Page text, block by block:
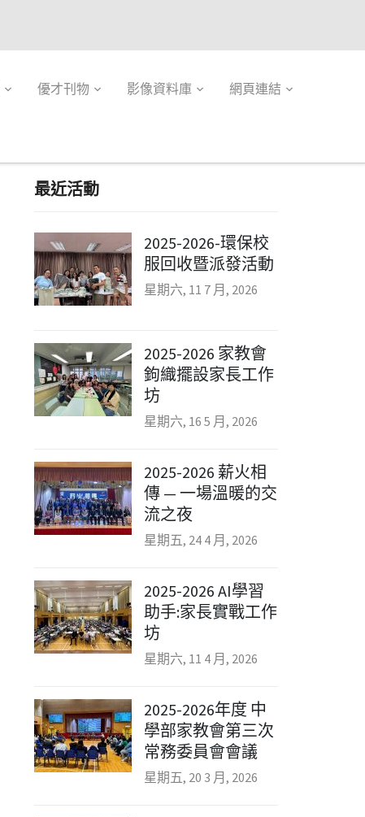
優才刊物 影像資料庫 網頁連結
最近活動
2025-2026-環保校
服回收暨派發活動
星期六, 11 7 月, 2026
2025-2026 家教會
鉤織擺設家長工作
坊
星期六, 16 5 月, 2026
2025-2026 薪火相
傳 — 一場溫暖的交
流之夜
星期五, 24 4 月, 2026
2025-2026 AI學習
助手:家長實戰工作
坊
星期六, 11 4 月, 2026
2025-2026年度 中
學部家教會第三次
常務委員會會議
星期五, 20 3 月, 2026